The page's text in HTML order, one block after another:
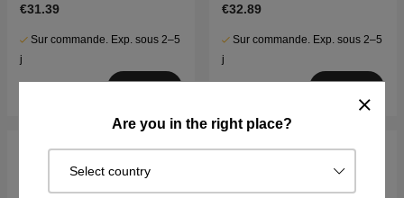
Are you in the right place?
Select country
€31.39
Sur commande. Exp. sous 2–5
j
€32.89
Sur commande. Exp. sous 2–5
j